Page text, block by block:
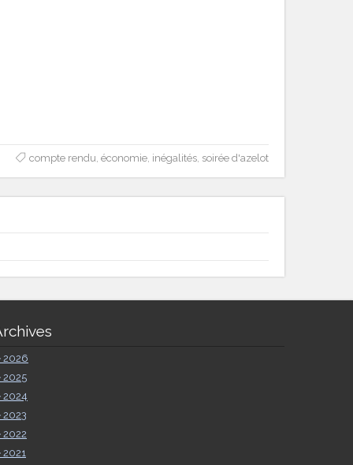
compte rendu économie, inégalités, soirée d'azelot
2026
2025
2024
2023
2022
2021